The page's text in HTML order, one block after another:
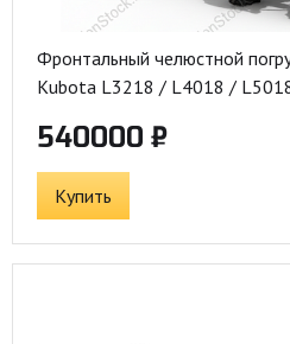
Фронтальный челюстной
Kubota L3218 / L4018 /
540000 ₽
Купить